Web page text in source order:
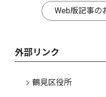
Web版記事の
外部リンク
鶴見区役所